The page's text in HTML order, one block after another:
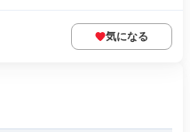
気になる